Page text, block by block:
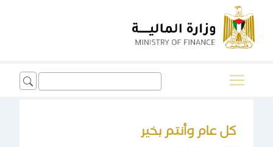
Search
for:
كل عام وأنتم بخير